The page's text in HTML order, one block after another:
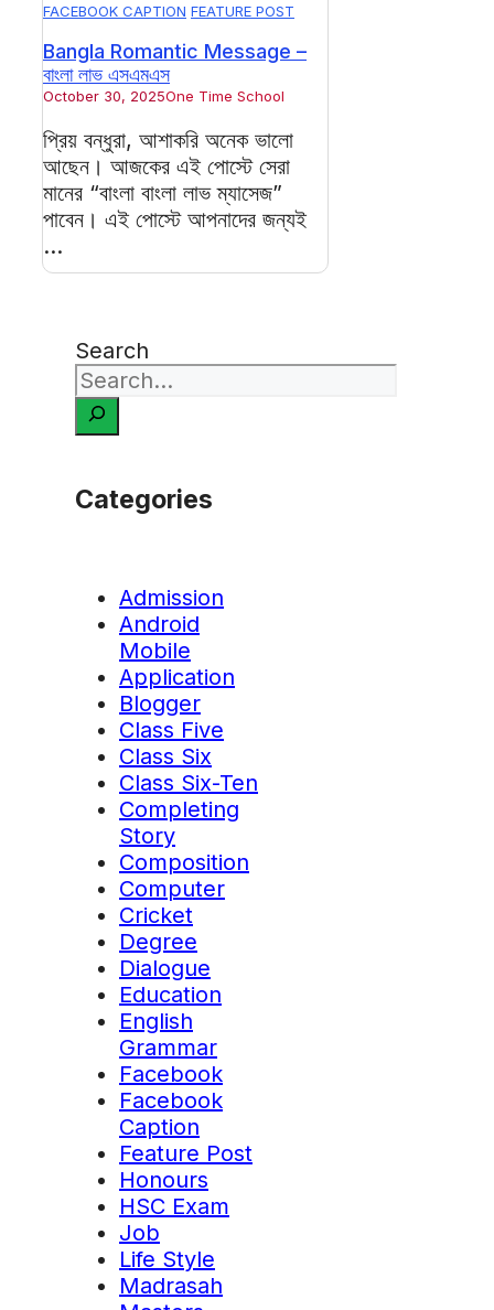
FACEBOOK CAPTION FEATURE POST
Bangla Romantic Message –
বাংলা লাভ এসএমএস
October 30, 2025One Time School
প্রিয় বন্ধুরা, আশাকরি অনেক ভালো
আছেন। আজকের এই পোস্টে সেরা
মানের “বাংলা বাংলা লাভ ম্যাসেজ”
পাবেন। এই পোস্টে আপনাদের জন্যই
...
Search
Categories
Admission
Android
Mobile
Application
Blogger
Class Five
Class Six
Class Six-Ten
Completing
Story
Composition
Computer
Cricket
Degree
Dialogue
Education
English
Grammar
Facebook
Facebook
Caption
Feature Post
Honours
HSC Exam
Job
Life Style
Madrasah